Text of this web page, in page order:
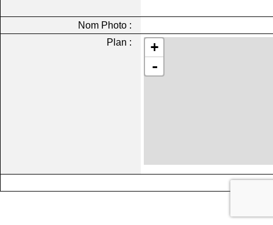
Nom Photo :
Plan :
+
-